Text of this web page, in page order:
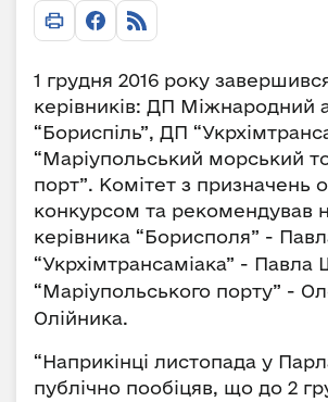
1 грудня 2016 року
керівників: ДП Міжнародний
“Бориспіль”, ДП
“Маріупольський морський
порт”. Комітет з призначень
конкурсом та рекомендував
керівника “Борисполя” -
“Укрхімтрансаміака” - Павла
“Маріупольського порту” -
Олійника.
“Наприкінці листопада у
публічно пообіцяв, що до 2